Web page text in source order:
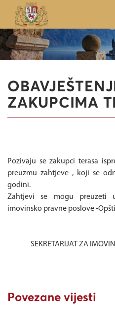
ZAKUPCIMA
Pozivaju se zakupci terasa
preuzmu zahtjeve , koji se
godini.
Zahtjevi se mogu preuzeti
imovinsko pravne poslove -
SEKRETARIJAT ZA
Povezane vijesti